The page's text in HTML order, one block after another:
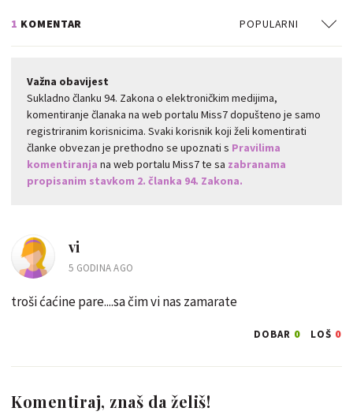
1 KOMENTAR POPULARNI
Važna obavijest
Sukladno članku 94. Zakona o elektroničkim medijima,
komentiranje članaka na web portalu Miss7 dopušteno je samo
registriranim korisnicima. Svaki korisnik koji želi komentirati
članke obvezan je prethodno se upoznati s Pravilima
komentiranja na web portalu Miss7 te sa zabranama
propisanim stavkom 2. članka 94. Zakona.
vi
5 GODINA AGO
troši ćaćine pare....sa čim vi nas zamarate
DOBAR 0 LOŠ 0
Komentiraj, znaš da želiš!